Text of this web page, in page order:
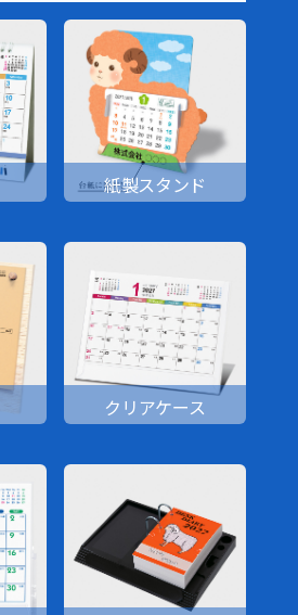
紙製スタンド
クリアケース